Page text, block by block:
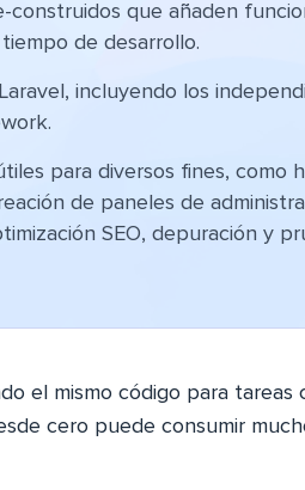
construidos que añaden
de desarrollo.
incluyendo los
para diversos fines, como
de paneles de
SEO, depuración y
el mismo código para tareas
cero puede consumir